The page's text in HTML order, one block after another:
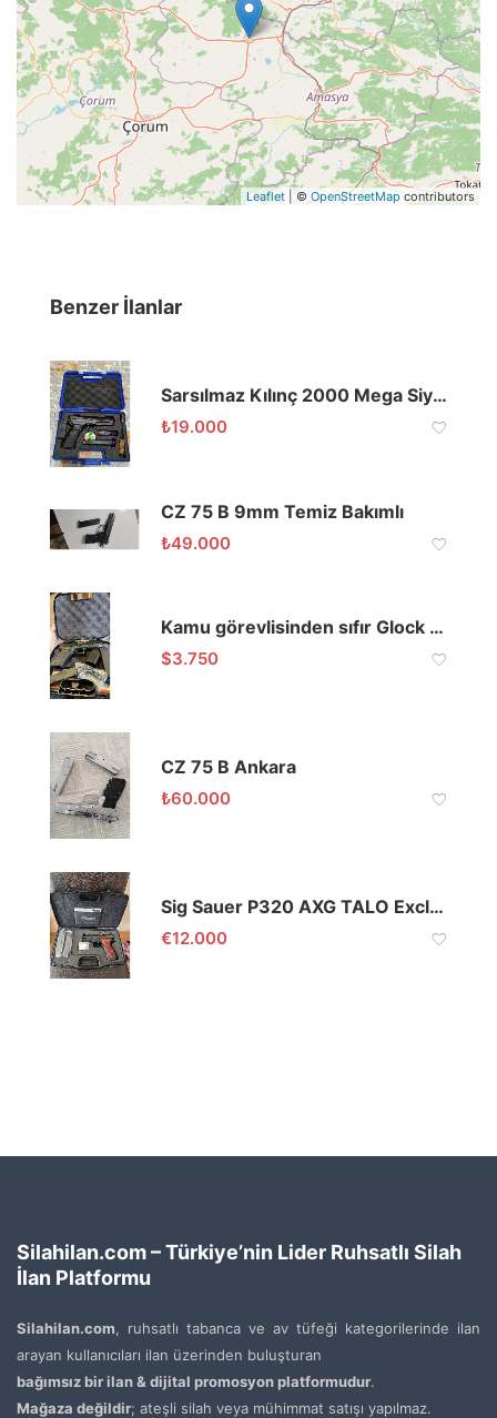
Leaflet | © OpenStreetMap contributors
Benzer İlanlar
Sarsılmaz Kılınç 2000 Mega Siyah
₺19.000
CZ 75 B 9mm Temiz Bakımlı
₺49.000
Kamu görevlisinden sıfır Glock G47 MOS
$3.750
CZ 75 B Ankara
₺60.000
Sig Sauer P320 AXG TALO Exclusive
€12.000
Silahilan.com – Türkiye’nin Lider Ruhsatlı Silah
İlan Platformu
Silahilan.com, ruhsatlı tabanca ve av tüfeği kategorilerinde ilan
arayan kullanıcıları ilan üzerinden buluşturan
bağımsız bir ilan & dijital promosyon platformudur.
Mağaza değildir; ateşli silah veya mühimmat satışı yapılmaz.